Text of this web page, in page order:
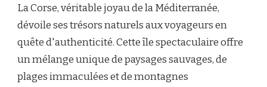
La Corse, véritable joyau de la Méditerranée,
dévoile ses trésors naturels aux voyageurs en
quête d'authenticité. Cette île spectaculaire offre
un mélange unique de paysages sauvages, de
plages immaculées et de montagnes